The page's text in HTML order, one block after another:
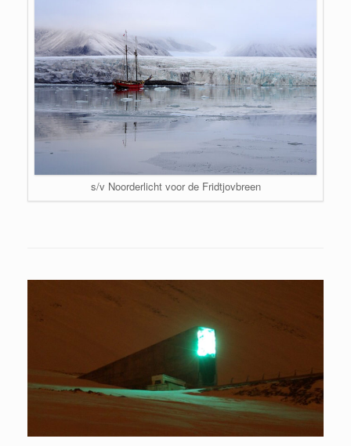
s/v Noorderlicht voor de Fridtjovbreen